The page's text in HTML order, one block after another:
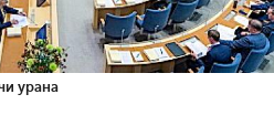
урана